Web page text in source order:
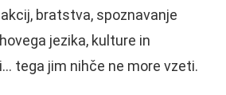
bratstva, spoznavanje
jezika, kulture in
tega jim nihče ne more vzeti.